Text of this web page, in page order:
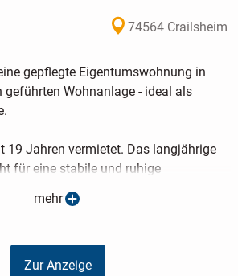
74564 Crailsheim
gepflegte Eigentumswohnung in
geführten Wohnanlage - ideal als
19 Jahren vermietet. Das langjährige
für eine stabile und ruhige
wurden in der
und unkompliziert umgesetzt.
bietet perspektivisch weiteres
mehr
Zur Anzeige